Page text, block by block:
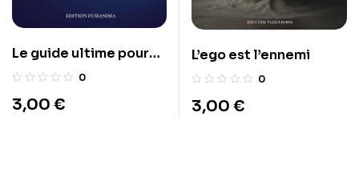
Le guide ultime pour
investir en bourse
0
3,00 €
L’ego est l’ennemi
0
3,00 €